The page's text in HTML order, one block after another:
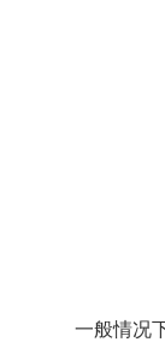
一般情况